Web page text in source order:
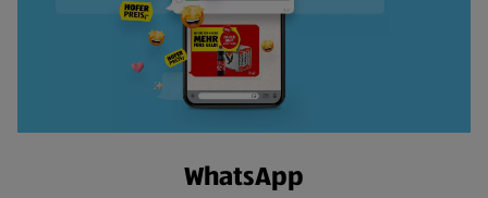
WhatsApp